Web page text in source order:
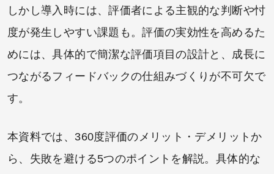
しかし導入時には、評価者による主観的な判断や忖
度が発生しやすい課題も。評価の実効性を高めるた
めには、具体的で簡潔な評価項目の設計と、成長に
つながるフィードバックの仕組みづくりが不可欠で
す。
本資料では、360度評価のメリット・デメリットか
ら、失敗を避ける5つのポイントを解説。具体的な